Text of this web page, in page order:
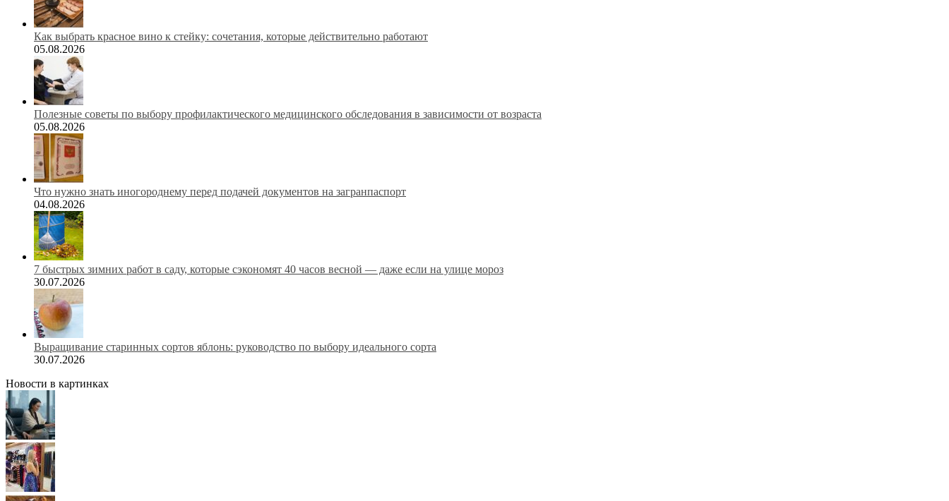
Как выбрать красное вино к стейку: сочетания, которые действительно работают
05.08.2026
Полезные советы по выбору профилактического медицинского обследования в зависимости от возраста
05.08.2026
Что нужно знать иногороднему перед подачей документов на загранпаспорт
04.08.2026
7 быстрых зимних работ в саду, которые сэкономят 40 часов весной — даже если на улице мороз
30.07.2026
Выращивание старинных сортов яблонь: руководство по выбору идеального сорта
30.07.2026
Новости в картинках